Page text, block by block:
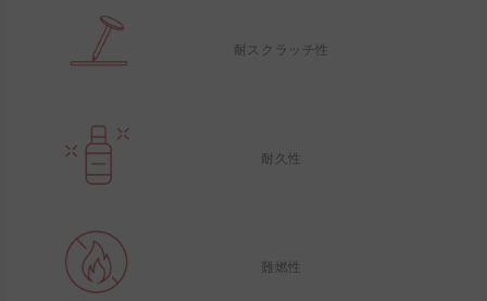
耐スクラッチ性
耐久性
難燃性